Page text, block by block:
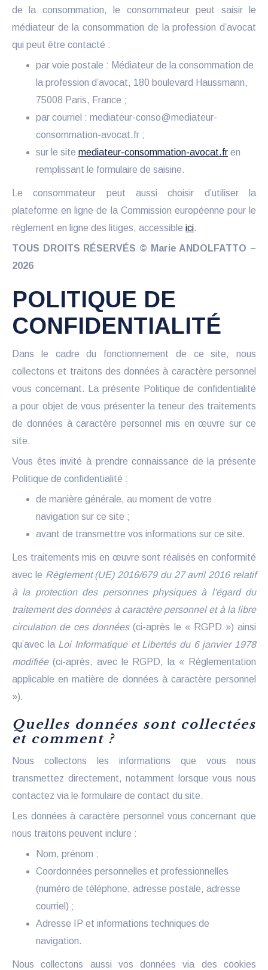
de la consommation, le consommateur peut saisir le
médiateur de la consommation de la profession d’avocat
qui peut être contacté :
par voie postale : Médiateur de la consommation de
la profession d’avocat, 180 boulevard Haussmann,
75008 Paris, France ;
par courriel : mediateur-conso@mediateur-
consommation-avocat.fr ;
sur le site mediateur-consommation-avocat.fr en
remplissant le formulaire de saisine.
Le consommateur peut aussi choisir d’utiliser la
plateforme en ligne de la Commission européenne pour le
règlement en ligne des litiges, accessible ici.
TOUS DROITS RÉSERVÉS © Marie ANDOLFATTO –
2026
POLITIQUE DE
CONFIDENTIALITÉ
Dans le cadre du fonctionnement de ce site, nous
collectons et traitons des données à caractère personnel
vous concernant. La présente Politique de confidentialité
a pour objet de vous présenter la teneur des traitements
de données à caractère personnel mis en œuvre sur ce
site.
Vous êtes invité à prendre connaissance de la présente
Politique de confidentialité :
de manière générale, au moment de votre
navigation sur ce site ;
avant de transmettre vos informations sur ce site.
Les traitements mis en œuvre sont réalisés en conformité
avec le Règlement (UE) 2016/679 du 27 avril 2016 relatif
à la protection des personnes physiques à l'égard du
traitement des données à caractère personnel et à la libre
circulation de ces données(ci-après le « RGPD ») ainsi
qu’avec la Loi Informatique et Libertés du 6 janvier 1978
modifiée(ci-après, avec le RGPD, la « Réglementation
applicable en matière de données à caractère personnel
»).
Quelles données sont collectées
et comment ?
Nous collectons les informations que vous nous
transmettez directement, notamment lorsque vous nous
contactez via le formulaire de contact du site.
Les données à caractère personnel vous concernant que
nous traitons peuvent inclure :
Nom, prénom ;
Coordonnées personnelles et professionnelles
(numéro de téléphone, adresse postale, adresse
courriel) ;
Adresse IP et informations techniques de
navigation.
Nous collectons aussi vos données via des cookies